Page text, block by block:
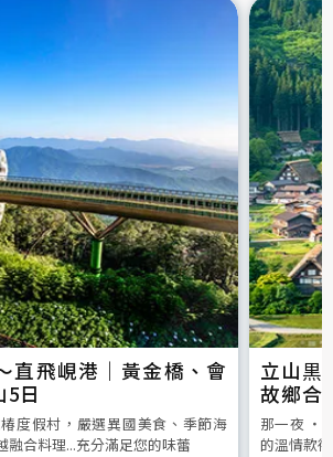
直飛峴港｜黃金橋、會
5日
度假村，嚴選異國美食、季節海
融合料理...充分滿足您的味蕾
立山黒
故鄉合
5日
那一夜 ‧
的溫情款